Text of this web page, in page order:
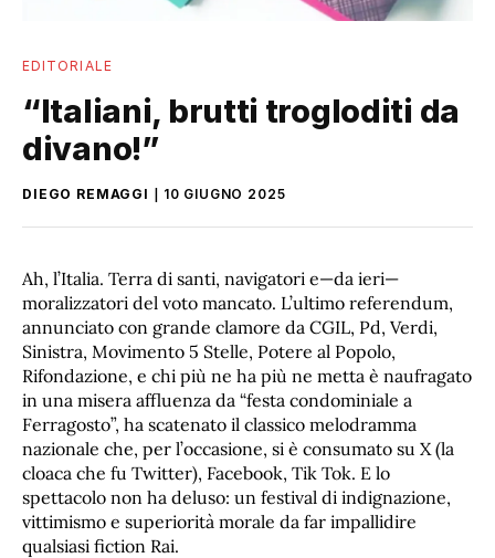
EDITORIALE
“Italiani, brutti trogloditi da
divano!”
DIEGO REMAGGI 10 GIUGNO 2025
Ah, l’Italia. Terra di santi, navigatori e—da ieri—
moralizzatori del voto mancato. L’ultimo referendum,
annunciato con grande clamore da CGIL, Pd, Verdi,
Sinistra, Movimento 5 Stelle, Potere al Popolo,
Rifondazione, e chi più ne ha più ne metta è naufragato
in una misera affluenza da “festa condominiale a
Ferragosto”, ha scatenato il classico melodramma
nazionale che, per l’occasione, si è consumato su X (la
cloaca che fu Twitter), Facebook, Tik Tok. E lo
spettacolo non ha deluso: un festival di indignazione,
vittimismo e superiorità morale da far impallidire
qualsiasi fiction Rai.